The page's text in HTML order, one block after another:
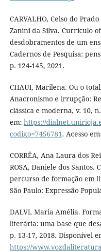
CARVALHO, Celso do
Zanini da Silva. Currículo
desdobramentos de um
Cadernos de Pesquisa:
p. 124-145, 2021.
CHAUI, Marilena. Ou o
Anacronismo e irrupção:
clássica e moderna, v. 10,
em: https://
codigo=7456781 . Acesso
CORRÊA, Ana Laura dos
ROSA, Daniele dos
percurso de formação em
São Paulo: Expressão
DALVI, Maria Amélia.
literária: uma base que
p. 13-17, 2018. Disponível
https://